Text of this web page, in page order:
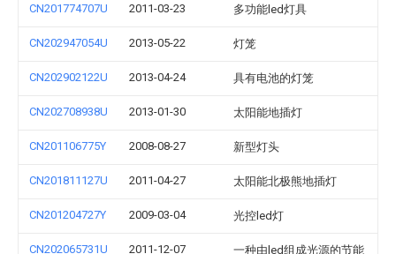
CN201774707U 2011-03-23 多功能led灯具
CN202947054U 2013-05-22 灯笼
CN202902122U 2013-04-24 具有电池的灯笼
CN202708938U 2013-01-30 太阳能地插灯
CN201106775Y 2008-08-27 新型灯头
CN201811127U 2011-04-27 太阳能北极熊地插灯
CN201204727Y 2009-03-04 光控led灯
CN202065731U 2011-12-07
一种由led组成光源的节能